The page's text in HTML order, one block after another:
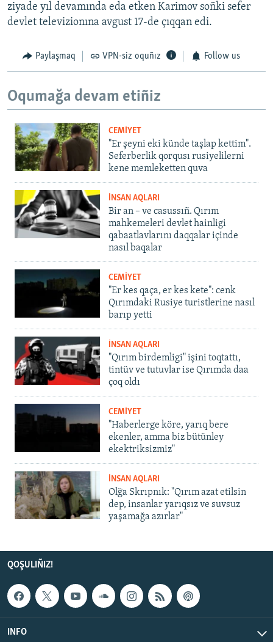
ziyade yıl devamında eda etken Karimov soñki sefer
devlet televizionına avgust 17-de çıqqan edi.
Paylaşmaq VPN-siz oquñız Follow us
Oqumağa devam etiñiz
CEMİYET
"Er şeyni eki künde taşlap kettim".
Seferberlik qorqusı rusiyelilerni
kene memleketten quva
İNSAN AQLARI
Bir an – ve casussıñ. Qırım
mahkemeleri devlet hainligi
qabaatlavlarını daqqalar içinde
nasıl baqalar
CEMİYET
"Er kes qaça, er kes kete": cenk
Qırımdaki Rusiye turistlerine nasıl
barıp yetti
İNSAN AQLARI
"Qırım birdemligi" işini toqtattı,
tintüv ve tutuvlar ise Qırımda daa
çoq oldı
CEMİYET
"Haberlerge köre, yarıq bere
ekenler, amma biz bütünley
ekektriksizmiz"
İNSAN AQLARI
Olğa Skrıpnık: "Qırım azat etilsin
dep, insanlar yarıqsız ve suvsuz
yaşamağa azırlar"
QOŞULIÑIZ!
INFO